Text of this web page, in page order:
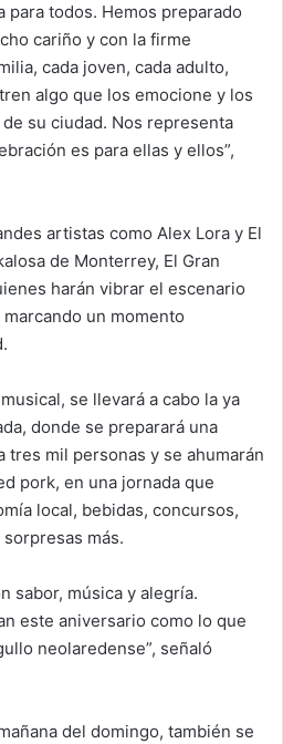
para todos. Hemos preparado
cariño y con la firme
cada joven, cada adulto,
algo que los emocione y los
su ciudad. Nos representa
es para ellas y ellos”,
artistas como Alex Lora y El
de Monterrey, El Gran
harán vibrar el escenario
un momento
se llevará a cabo la ya
donde se preparará una
tres mil personas y se ahumarán
pork, en una jornada que
local, bebidas, concursos,
más.
sabor, música y alegría.
este aniversario como lo que
neolaredense”, señaló
del domingo, también se